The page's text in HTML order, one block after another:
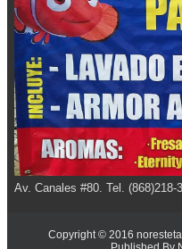
Av. Canales #80. Tel. (868)218-
Copyright © 2016